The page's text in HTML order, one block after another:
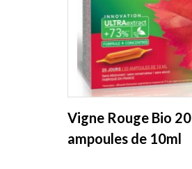
Vigne Rouge Bio 20
ampoules de 10ml